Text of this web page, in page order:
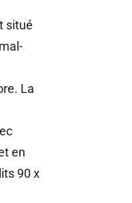
situé
La
en
90 x